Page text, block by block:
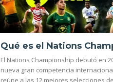
Qué es el Nations
El Nations Championship debutó en
nueva gran competencia
reúne a las 12 mejores selecciones